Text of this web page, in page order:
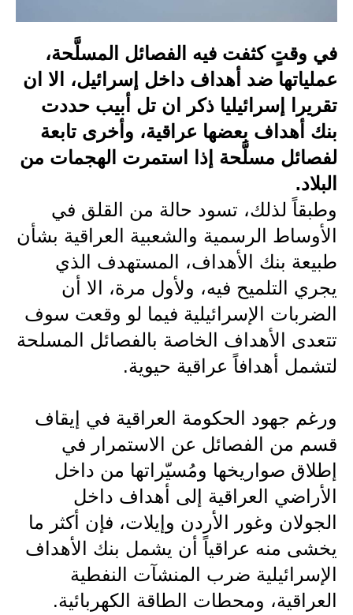
الاخبار الامنية
الاخبار الاقتصادية
الاخبار الرياضية
المدارس
اخبار وقرارات وزارة التربية
نتائج الامتحانات
المرحلة الابتدائية
المرحلة المتوسطة
المرحلة الاعدادية
اسئلة وزارية
المرحلة المتوسطة
المرحلة الاعدادية
مرشحات
المرحلة الابتدائية
المرحلة المتوسطة
المرحلة الاعدادية
في وقتٍ كثفت فيه الفصائل المسلَّحة،
عملياتها ضد أهداف داخل إسرائيل، الا ان
تقريرا إسرائيليا ذكر ان تل أبيب حددت
بنك أهداف بعضها عراقية، وأخرى تابعة
لفصائل مسلَّحة إذا استمرت الهجمات من
البلاد.
وطبقاً لذلك، تسود حالة من القلق في
الأوساط الرسمية والشعبية العراقية بشأن
طبيعة بنك الأهداف، المستهدف الذي
يجري التلميح فيه، ولأول مرة، الا أن
الضربات الإسرائيلية فيما لو وقعت سوف
تتعدى الأهداف الخاصة بالفصائل المسلحة
لتشمل أهدافاً عراقية حيوية.
ورغم جهود الحكومة العراقية في إيقاف
قسم من الفصائل عن الاستمرار في
إطلاق صواريخها ومُسيّراتها من داخل
الأراضي العراقية إلى أهداف داخل
الجولان وغور الأردن وإيلات، فإن أكثر ما
يخشى منه عراقياً أن يشمل بنك الأهداف
الإسرائيلية ضرب المنشآت النفطية
العراقية، ومحطات الطاقة الكهربائية.